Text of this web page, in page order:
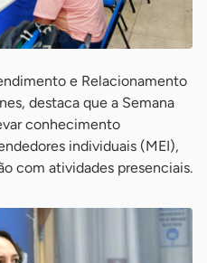
e Relacionamento
destaca que a Semana
conhecimento
individuais (MEI),
com atividades presenciais.